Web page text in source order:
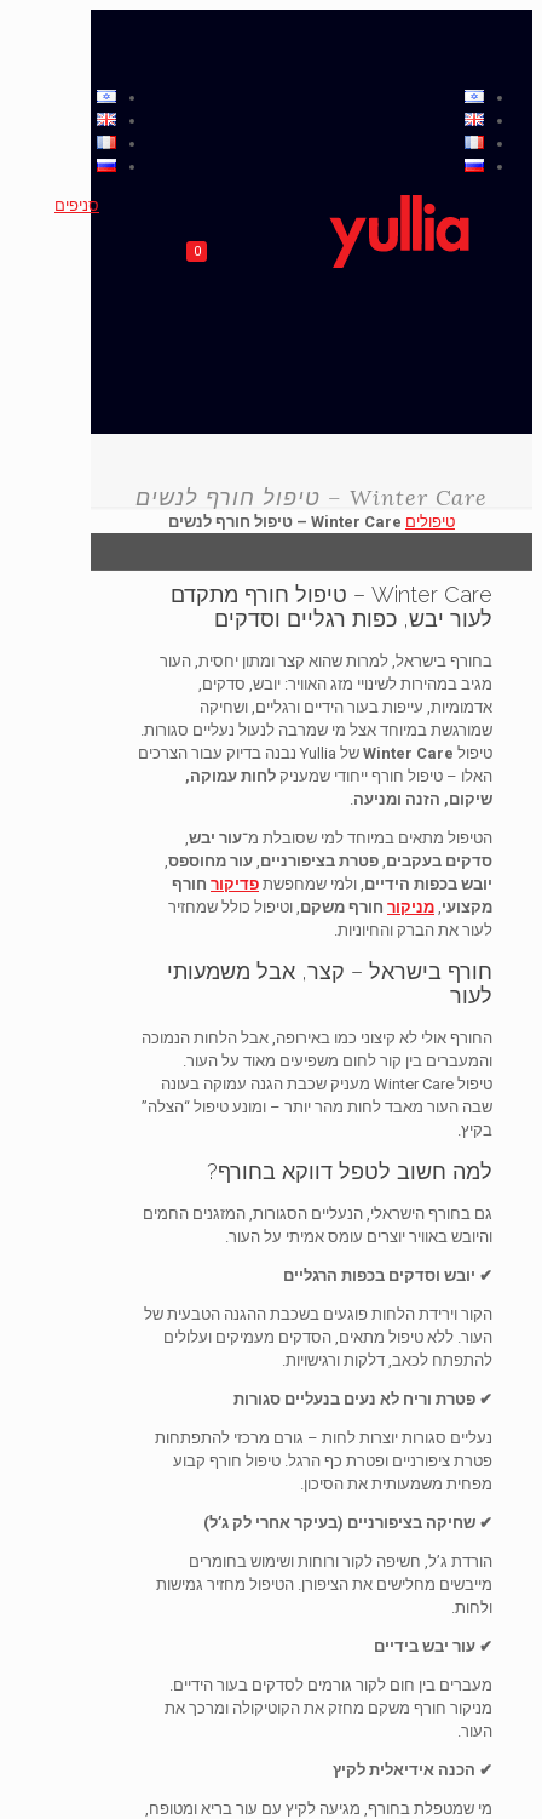
0
סניפים
Winter Care – טיפול חורף לנשים
טיפולים Winter Care – טיפול חורף לנשים
Winter Care – טיפול חורף מתקדם
לעור יבש, כפות רגליים וסדקים
בחורף בישראל, למרות שהוא קצר ומתון יחסית, העור
מגיב במהירות לשינויי מזג האוויר: יובש, סדקים,
אדמומיות, עייפות בעור הידיים ורגליים, ושחיקה
שמורגשת במיוחד אצל מי שמרבה לנעול נעליים סגורות.
טיפול Winter Care
של Yullia נבנה בדיוק עבור הצרכים
האלו – טיפול חורף ייחודי שמעניק לחות עמוקה,
שיקום, הזנה ומניעה
הטיפול מתאים במיוחד למי שסובלת מ־עור יבש
סדקים בעקבים פטרת בציפורניים עור מחוספס
יובש בכפות הידיים , ולמי שמחפשת פדיקור חורף
מקצועי מניקור חורף משקם , וטיפול כולל שמחזיר
לעור את הברק והחיוניות.
חורף בישראל – קצר, אבל משמעותי
לעור
החורף אולי לא קיצוני כמו באירופה, אבל הלחות הנמוכה
והמעברים בין קור לחום משפיעים מאוד על העור.
טיפול Winter Care מעניק שכבת הגנה עמוקה בעונה
שבה העור מאבד לחות מהר יותר – ומונע טיפול “הצלה”
בקיץ.
למה חשוב לטפל דווקא בחורף?
גם בחורף הישראלי, הנעליים הסגורות, המזגנים החמים
והיובש באוויר יוצרים עומס אמיתי על העור.
✔ יובש וסדקים בכפות הרגליים
הקור וירידת הלחות פוגעים בשכבת ההגנה הטבעית של
העור. ללא טיפול מתאים, הסדקים מעמיקים ועלולים
להתפתח לכאב, דלקות ורגישויות.
✔ פטרת וריח לא נעים בנעליים סגורות
נעליים סגורות יוצרות לחות – גורם מרכזי להתפתחות
פטרת ציפורניים ופטרת כף הרגל. טיפול חורף קבוע
מפחית משמעותית את הסיכון.
✔ שחיקה בציפורניים (בעיקר אחרי לק ג’ל)
הורדת ג’ל, חשיפה לקור ורוחות ושימוש בחומרים
מייבשים מחלישים את הציפורן. הטיפול מחזיר גמישות
ולחות.
✔ עור יבש בידיים
מעברים בין חום לקור גורמים לסדקים בעור הידיים.
מניקור חורף משקם מחזק את הקוטיקולה ומרכך את
העור.
✔ הכנה אידיאלית לקיץ
מי שמטפלת בחורף, מגיעה לקיץ עם עור בריא ומטופח,